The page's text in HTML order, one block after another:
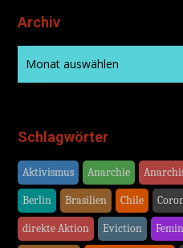
Archiv
Schlagwörter
Aktivismus Anarchie
Berlin Brasilien Chile
direkte Aktion Eviction